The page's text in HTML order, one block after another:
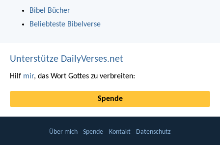
Bibel Bücher
Beliebteste Bibelverse
Unterstütze DailyVerses.net
Hilf mir, das Wort Gottes zu verbreiten:
Spende
Über mich Spende Kontakt Datenschutz